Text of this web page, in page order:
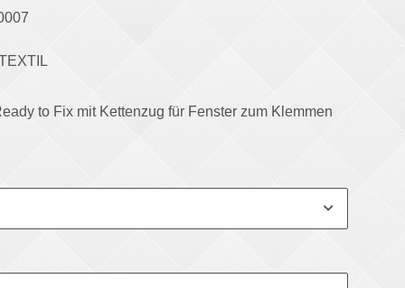
to Fix mit Kettenzug für Fenster zum Klemmen